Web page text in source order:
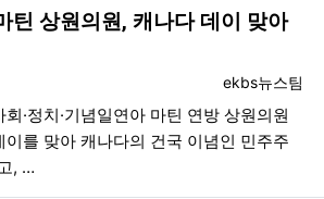
틴 상원의원, 캐나다 데이 맞아
등록자
ekbs뉴스팀
·정치·기념일연아 마틴 연방 상원의원
이를 맞아 캐나다의 건국 이념인 민주주
, …